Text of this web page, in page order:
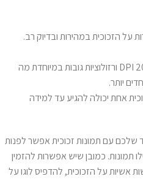
הזכוכית במהירות ובדיוק רב.
איכות ההדפסה יכולה להגיע עד 2000 DPI ורזולוציות גובות במיוחדת מה
יותר.
אחת יכולה להגיע עד למידה
עם תמונות זכוכית אפשר לפנות
תמונות. כמובן שיש אפשרות להזמין
אשיות על הזכוכית, להדפיס לוגו על